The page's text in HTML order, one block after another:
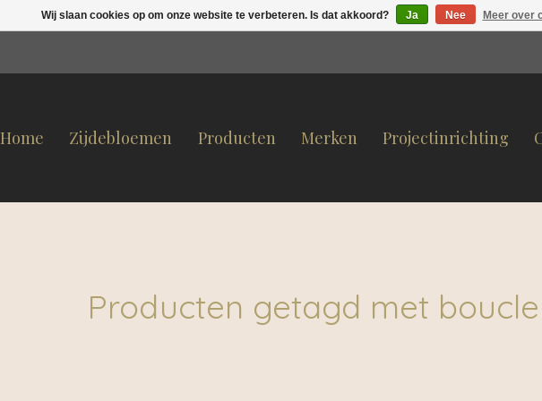
Home Zijdebloemen Producten Merken Projectinrichting
Producten getagd met boucle
Wij slaan cookies op om onze website te verbeteren. Is dat akkoord? Ja Nee Meer over